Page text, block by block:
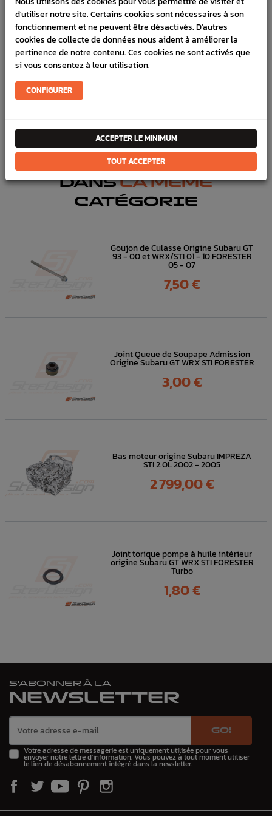
VÉHICULES COMPATIBLE
SCHÉMA CONSTRUCTEUR
Marque :SUBARU
Référence :2006
Turbo
Durites
DANSLA MÊME
CATÉGORIE
Goujon de Culasse Origine Subaru GT
93 - 00 et WRX/STI 01 - 10 FORESTER
05 - 07
Prix
7,50 €
Joint Queue de Soupape Admission
Origine Subaru GT WRX STI FORESTER
Prix
3,00 €
Bas moteur origine Subaru IMPREZA
STI 2.0L 2002 - 2005
Prix
2 799,00 €
Joint torique pompe à huile intérieur
origine Subaru GT WRX STI FORESTER
Turbo
Prix
1,80 €
S'ABONNER À LA
NEWSLETTER
GO!
Votre adresse de messagerie est uniquement utilisée pour vous
envoyer notre lettre d'information. Vous pouvez à tout moment utiliser
le lien de désabonnement intégré dans la newsletter.
d'utiliser notre site. Certains cookies sont nécessaires à son
fonctionnement et ne peuvent être désactivés. D'autres
cookies de collecte de données nous aident à améliorer la
pertinence de notre contenu. Ces cookies ne sont activés que
si vous consentez à leur utilisation.
CONFIGURER
ACCEPTER LE MINIMUM
TOUT ACCEPTER